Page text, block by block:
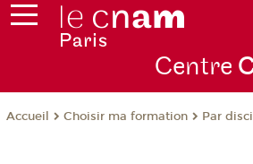
Centre
Accueil Choisir ma formation Par